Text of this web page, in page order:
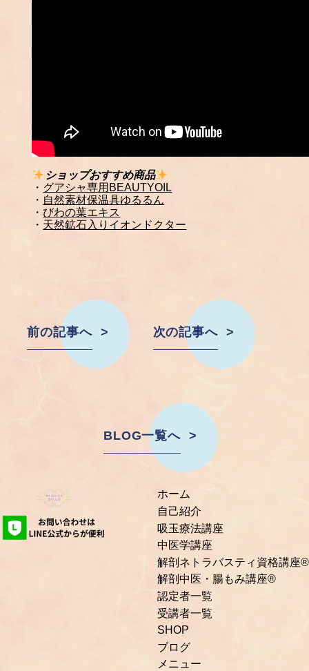
ショップおすすめ商品
・ グアシャ専用BEAUTYOIL
・ 自然素材保温具ゆるるん
・ びわの葉エキス
・ 天然鉱石入りイオンドクター
前の記事へ 次の記事へ
BLOG一覧へ
ホーム
自己紹介
吸玉療法講座
中医学講座
解剖ネトラバスティ資格講座®
解剖中医・腸もみ講座®
認定者一覧
受講者一覧
SHOP
ブログ
メニュー